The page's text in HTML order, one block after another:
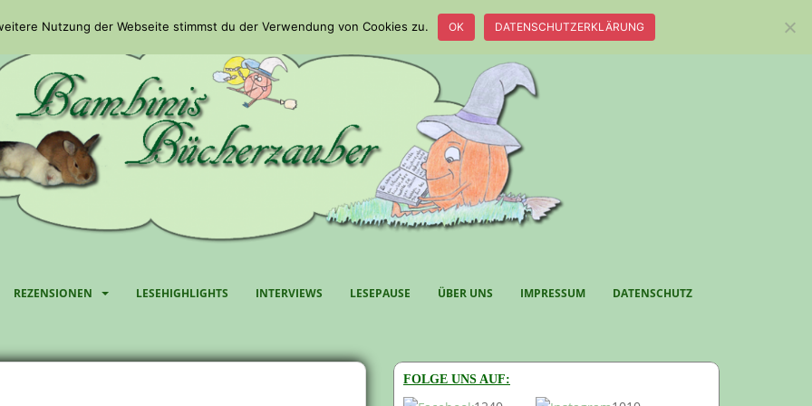
REZENSIONEN LESEHIGHLIGHTS INTERVIEWS LESEPAUSE ÜBER UNS IMPRESSUM DATENSCHUTZ
FOLGE UNS AUF:
Nutzung der Webseite stimmst du der Verwendung von Cookies zu. OK DATENSCHUTZERKLÄRUNG